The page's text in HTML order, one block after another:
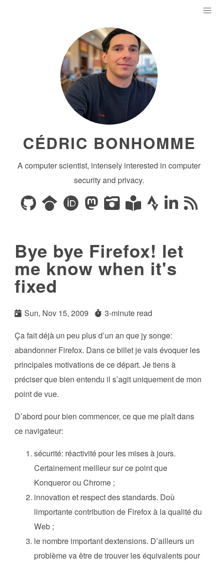
CÉDRIC BONHOMME
A computer scientist, intensely interested in computer
security and privacy.
Bye bye Firefox! let
me know when it's
fixed
Sun, Nov 15, 2009
3-minute read
Ça fait déjà un peu plus d’un an que jy songe:
abandonner Firefox. Dans ce billet je vais évoquer les
principales motivations de ce départ. Je tiens à
préciser que bien entendu il s’agit uniquement de mon
point de vue.
D’abord pour bien commencer, ce que me plaît dans
ce navigateur:
sécurité: réactivité pour les mises à jours.
Certainement meilleur sur ce point que
Konqueror ou Chrome ;
innovation et respect des standards. Doù
limportante contribution de Firefox à la qualité du
Web ;
le nombre important dextensions. D’ailleurs un
problème va être de trouver les équivalents pour